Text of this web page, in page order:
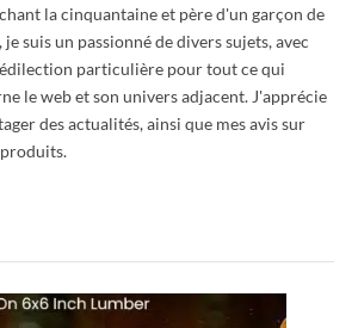
la cinquantaine et père d'un garçon de
je suis un passionné de divers sujets, avec
particulière pour tout ce qui
le web et son univers adjacent. J'apprécie
des actualités, ainsi que mes avis sur